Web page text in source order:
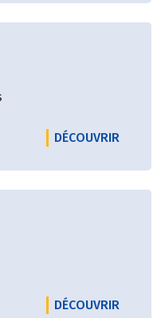
DÉCOUVRIR
DÉCOUVRIR